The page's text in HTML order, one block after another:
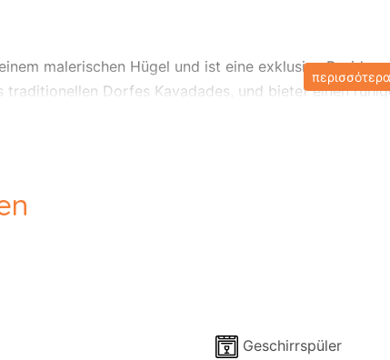
malerischen Hügel und ist eine exklusive
traditionellen Dorfes Kavadades, und bietet einen
bequemen Sofa untergebracht werden kann.
aus Luxus und Ruhe. Tauchen Sie ein in die
Ausblicken.
περισσότερα
Geschirrspüler